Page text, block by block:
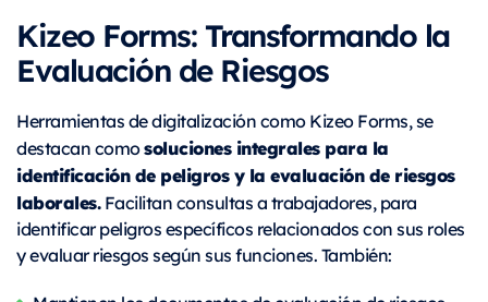
Kizeo Forms: Transformando la
Evaluación de Riesgos
Herramientas de digitalización como Kizeo Forms, se
destacan comosoluciones integrales para la
identificación de peligros y la evaluación de riesgos
laborales.Facilitan consultas a trabajadores, para
identificar peligros específicos relacionados con sus roles
y evaluar riesgos según sus funciones. También: